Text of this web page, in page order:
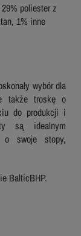
29% poliester z
1% inne
wybór dla
także troskę o
do produkcji i
są idealnym
swoje stopy,
BalticBHP.